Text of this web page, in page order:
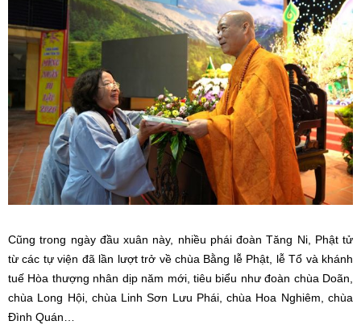
Cũng trong ngày đầu xuân này, nhiều phái đoàn Tăng Ni, Phật tử
từ các tự viện đã lần lượt trở về chùa Bằng lễ Phật, lễ Tổ và khánh
tuế Hòa thượng nhân dịp năm mới, tiêu biểu như đoàn chùa Doãn,
chùa Long Hội, chùa Linh Sơn Lưu Phái, chùa Hoa Nghiêm, chùa
Đình Quán…